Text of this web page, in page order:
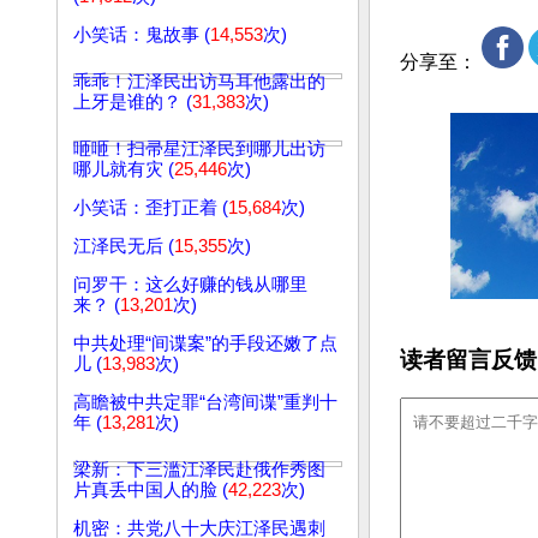
小笑话：鬼故事 (14,553次)
乖乖！江泽民出访马耳他露出的
上牙是谁的？ (31,383次)
咂咂！扫帚星江泽民到哪儿出访
哪儿就有灾 (25,446次)
小笑话：歪打正着 (15,684次)
江泽民无后 (15,355次)
问罗干：这么好赚的钱从哪里
来？ (13,201次)
中共处理“间谍案”的手段还嫩了点
儿 (13,983次)
高瞻被中共定罪“台湾间谍”重判十
年 (13,281次)
梁新：下三滥江泽民赴俄作秀图
片真丢中国人的脸 (42,223次)
机密：共党八十大庆江泽民遇刺
分享至：
读者留言反